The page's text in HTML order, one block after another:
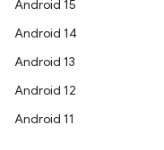
Android 15
Android 14
Android 13
Android 12
Android 11